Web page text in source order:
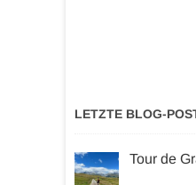
LETZTE BLOG-
Tour de